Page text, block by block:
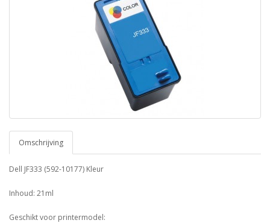
Omschrijving
Dell JF333 (592-10177) Kleur
Inhoud: 21ml
Geschikt voor printermodel: